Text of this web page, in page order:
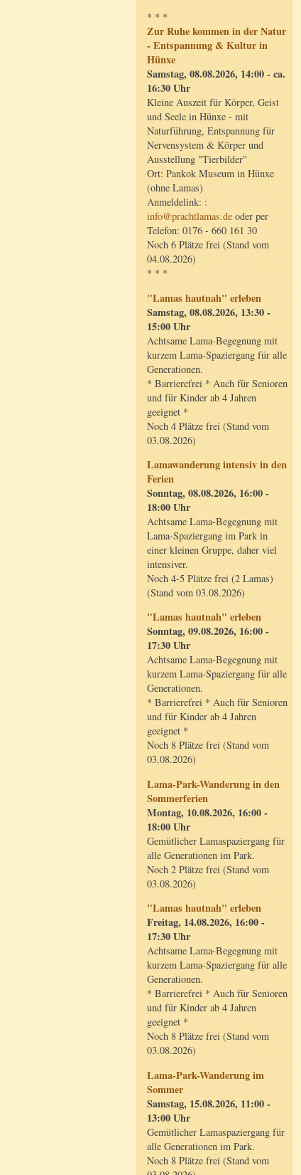
* * *
Zur Ruhe kommen in der Natur
- Entspannung & Kultur in
Hünxe
Samstag, 08.08.2026, 14:00 - ca.
16:30 Uhr
Kleine Auszeit für Körper, Geist
und Seele in Hünxe - mit
Naturführung, Entspannung für
Nervensystem & Körper und
Ausstellung "Tierbilder"
Ort: Pankok Museum in Hünxe
(ohne Lamas)
Anmeldelink: :
info@prachtlamas.de oder per
Telefon: 0176 - 660 161 30
Noch 6 Plätze frei (Stand vom
04.08.2026)
* * *
"Lamas hautnah" erleben
Samstag, 08.08.2026, 13:30 -
15:00 Uhr
Achtsame Lama-Begegnung mit
kurzem Lama-Spaziergang für alle
Generationen.
* Barrierefrei * Auch für Senioren
und für Kinder ab 4 Jahren
geeignet *
Noch 4 Plätze frei (Stand vom
03.08.2026)
Lamawanderung intensiv in den
Ferien
Sonntag, 08.08.2026, 16:00 -
18:00 Uhr
Achtsame Lama-Begegnung mit
Lama-Spaziergang im Park in
einer kleinen Gruppe, daher viel
intensiver.
Noch 4-5 Plätze frei (2 Lamas)
(Stand vom 03.08.2026)
"Lamas hautnah" erleben
Sonntag, 09.08.2026, 16:00 -
17:30 Uhr
Achtsame Lama-Begegnung mit
kurzem Lama-Spaziergang für alle
Generationen.
* Barrierefrei * Auch für Senioren
und für Kinder ab 4 Jahren
geeignet *
Noch 8 Plätze frei (Stand vom
03.08.2026)
Lama-Park-Wanderung in den
Sommerferien
Montag, 10.08.2026, 16:00 -
18:00 Uhr
Gemütlicher Lamaspaziergang für
alle Generationen im Park.
Noch 2 Plätze frei (Stand vom
03.08.2026)
"Lamas hautnah" erleben
Freitag, 14.08.2026, 16:00 -
17:30 Uhr
Achtsame Lama-Begegnung mit
kurzem Lama-Spaziergang für alle
Generationen.
* Barrierefrei * Auch für Senioren
und für Kinder ab 4 Jahren
geeignet *
Noch 8 Plätze frei (Stand vom
03.08.2026)
Lama-Park-Wanderung im
Sommer
Samstag, 15.08.2026, 11:00 -
13:00 Uhr
Gemütlicher Lamaspaziergang für
alle Generationen im Park.
Noch 8 Plätze frei (Stand vom